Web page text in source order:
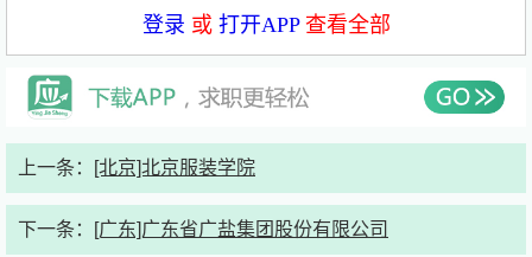
2026届高校博士、硕士研究生（西藏、新疆属地生源，以
（二）招聘条件
1.自觉遵守党纪国法，具有正确的世界观、人生观、价值
2.热爱电力开发事业，具有强烈的事业心和上进心，具有良
登录 或 打开APP查看全部
上一条： [北京]北京服装学院
下一条： [广东]广东省广盐集团股份有限公司